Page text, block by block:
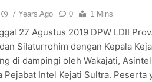
7 Years Ago 0 1 Mins
27 Agustus 2019 DPW LDII
Silaturrohim dengan Kepala
di dampingi oleh Wakajati,
Pejabat Intel Kejati Sultra. Peserta